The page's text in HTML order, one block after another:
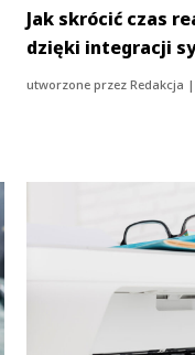
Jak skrócić czas
dzięki integracji
utworzone przezRedakcja